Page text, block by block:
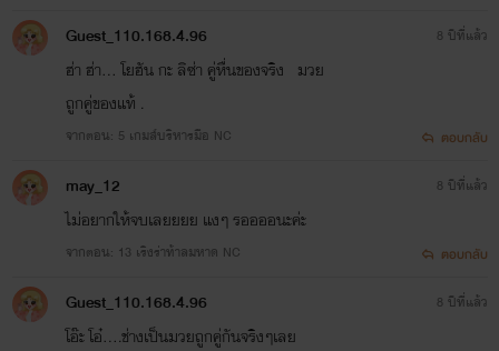
Guest_110.168.4.96
ฮ่า ฮ่า... โยฮัน กะ ลิซ่า คู่หื่นของจริง มวย
ถูกคู่ของแท้ .
จากตอน: 5 เกมส์บริหารมือ NC
8 ปีที่แล้ว
ตอบกลับ
may_12
ไม่อยากให้จบเลยยยย แงๆ รออออนะค่ะ
จากตอน: 13 เริงร่าท้าลมหาด NC
8 ปีที่แล้ว
ตอบกลับ
Guest_110.168.4.96
โอ๊ะ โอ๋....ช่างเป็นมวยถูกคู่กันจริงๆเลย
8 ปีที่แล้ว